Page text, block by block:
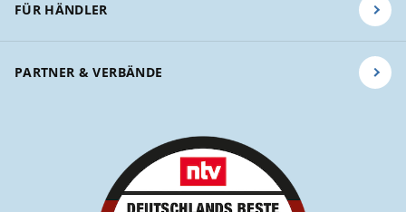
FÜR HÄNDLER
PARTNER & VERBÄNDE